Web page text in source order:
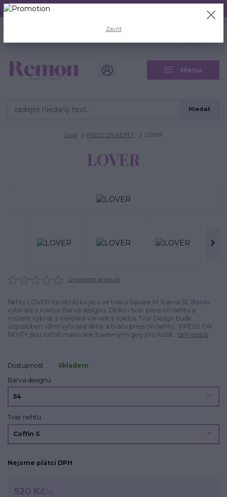
Aktuální doba odeslání je 3 - 5 pracovních dní.
Menu
CZK
Hledat
Úvod PRESS ON NEHTY LOVER
LOVER
Ohodnotit produkt
Nehty LOVER na obrázku jsou ve tvaru Square M, barva 53. Barvu
vybíráte v roletce Barva designu. Délku i tvar press on nehtu si
můžete vybrat z několika variant v roletce Tvar.Design bude
uzpůsoben vámi vybrané délce a tvaru press on nehtu. PRESS ON
NEHTY jsou ručně malované barevnými gely pro každ... celý popis
Dostupnost
Skladem
Barva designu
Tvar nehtu
Nejsme plátci DPH
520 Kč/ks
Zavřít